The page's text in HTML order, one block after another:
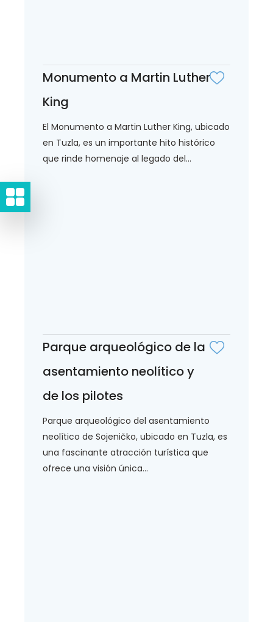
Monumento a Martin Luther
King
El Monumento a Martin Luther King, ubicado
en Tuzla, es un importante hito histórico
que rinde homenaje al legado del...
Parque arqueológico de la
asentamiento neolítico y
de los pilotes
Parque arqueológico del asentamiento
neolítico de Sojeničko, ubicado en Tuzla, es
una fascinante atracción turística que
ofrece una visión única...